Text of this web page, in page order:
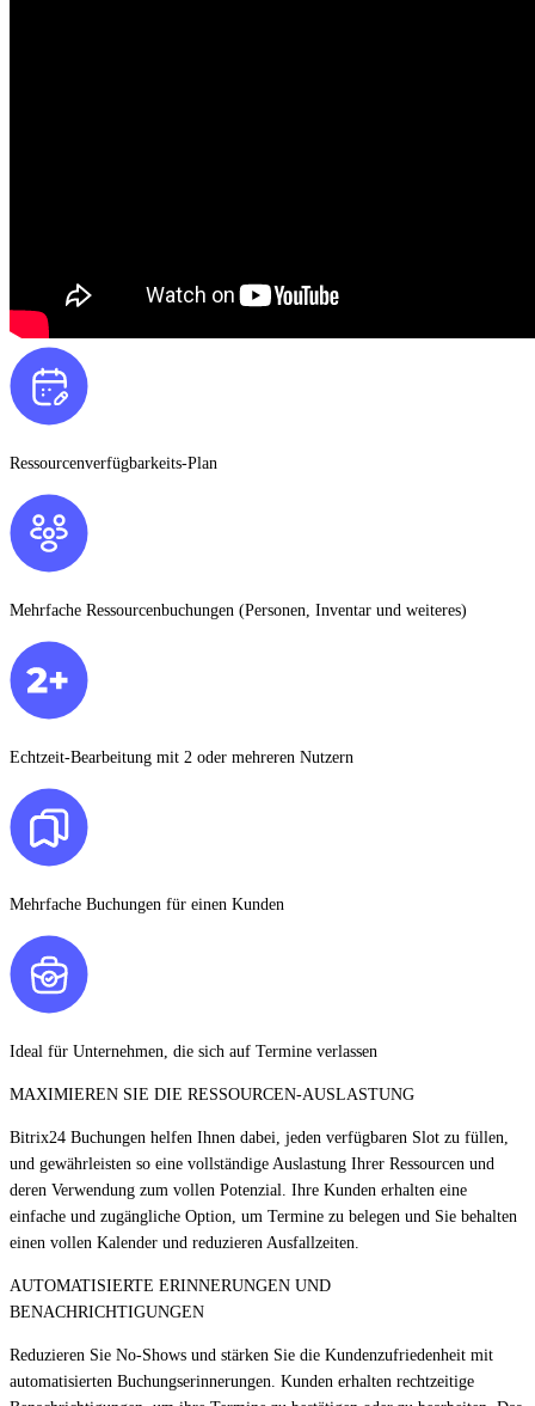
Ressourcenverfügbarkeits-Plan
Mehrfache Ressourcenbuchungen (Personen, Inventar und weiteres)
Echtzeit-Bearbeitung mit 2 oder mehreren Nutzern
Mehrfache Buchungen für einen Kunden
Ideal für Unternehmen, die sich auf Termine verlassen
MAXIMIEREN SIE DIE RESSOURCEN-AUSLASTUNG
Bitrix24 Buchungen helfen Ihnen dabei, jeden verfügbaren Slot zu füllen,
und gewährleisten so eine vollständige Auslastung Ihrer Ressourcen und
deren Verwendung zum vollen Potenzial. Ihre Kunden erhalten eine
einfache und zugängliche Option, um Termine zu belegen und Sie behalten
einen vollen Kalender und reduzieren Ausfallzeiten.
AUTOMATISIERTE ERINNERUNGEN UND
BENACHRICHTIGUNGEN
Reduzieren Sie No-Shows und stärken Sie die Kundenzufriedenheit mit
automatisierten Buchungserinnerungen. Kunden erhalten rechtzeitige